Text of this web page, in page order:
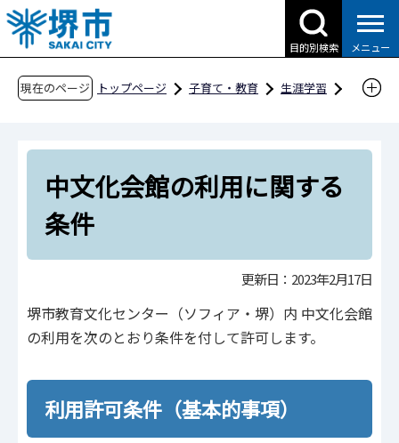
こ
の
ペ
目的別検索 メニュー
現在のページ トップページ 子育て・教育
生涯学習
ソフィア・堺 （教育文化センター）の概要
中文化会館の利用に関する条件
中文化会館の利用に関する
条件
更新日：2023年2月17日
堺市教育文化センター（ソフィア・堺）内 中文化会館
の利用を次のとおり条件を付して許可します。
利用許可条件（基本的事項）